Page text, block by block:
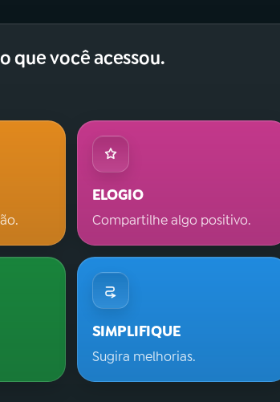
que você acessou.
ELOGIO
Compartilhe algo positivo.
SIMPLIFIQUE
Sugira melhorias.